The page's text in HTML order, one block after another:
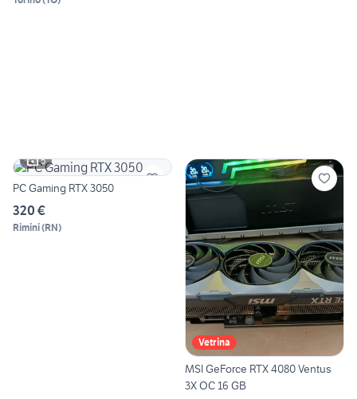
5
PC Gaming RTX 3050
320 €
Rimini(RN)
Vetrina
MSI GeForce RTX 4080 Ventus
3X OC 16 GB